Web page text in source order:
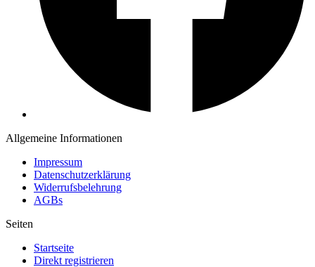
Allgemeine Informationen
Impressum
Datenschutzerklärung
Widerrufsbelehrung
AGBs
Seiten
Startseite
Direkt registrieren